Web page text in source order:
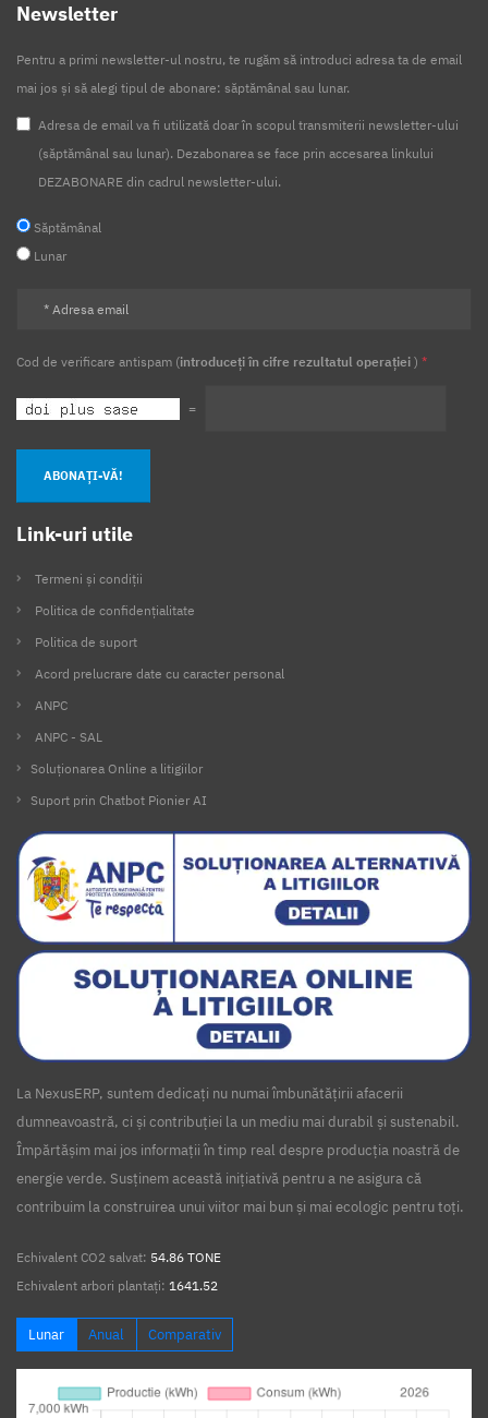
Newsletter
Pentru a primi newsletter-ul nostru, te rugăm să introduci adresa ta de email
mai jos și să alegi tipul de abonare: săptămânal sau lunar.
Adresa de email va fi utilizată doar în scopul transmiterii newsletter-ului
(săptămânal sau lunar). Dezabonarea se face prin accesarea linkului
DEZABONARE din cadrul newsletter-ului.
Săptămânal
Lunar
Cod de verificare antispam (introduceți în cifre rezultatul operației ) *
=
ABONAȚI-VĂ!
Link-uri utile
Termeni și condiții
Politica de confidențialitate
Politica de suport
Acord prelucrare date cu caracter personal
ANPC
ANPC - SAL
Soluționarea Online a litigiilor
Suport prin Chatbot Pionier AI
La NexusERP, suntem dedicați nu numai îmbunătățirii afacerii
dumneavoastră, ci și contribuției la un mediu mai durabil și sustenabil.
Împărtășim mai jos informații în timp real despre producția noastră de
energie verde. Susținem această inițiativă pentru a ne asigura că
contribuim la construirea unui viitor mai bun și mai ecologic pentru toți.
Echivalent CO2 salvat: 54.86 TONE
Echivalent arbori plantați: 1641.52
Lunar Anual Comparativ